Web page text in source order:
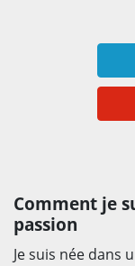
Comment je
passion
Je suis née dans